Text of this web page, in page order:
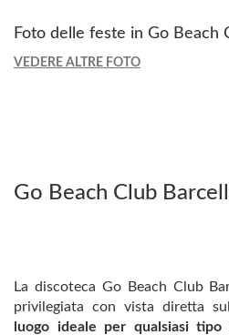
Foto delle feste in Go Beach
VEDERE ALTRE FOTO
Go Beach Club
La discoteca Go Beach Club
privilegiata con vista diretta
luogo ideale per qualsiasi